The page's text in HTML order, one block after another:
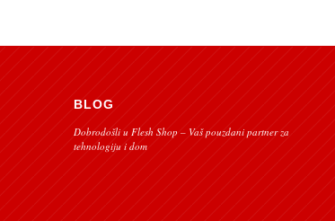
BLOG
Dobrodošli u Flesh Shop – Vaš pouzdani partner za
tehnologiju i dom